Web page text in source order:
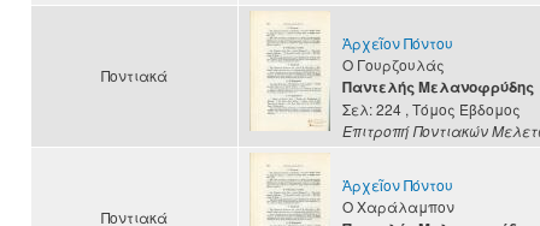
Ποντιακά
Ἀρχεῖον Πόντου
Ο Γουρζουλάς
Παντελής Μελανοφρύδης
Σελ: 224 , Τόμος Έβδομος
Επιτροπή Ποντιακών
Ποντιακά
Ἀρχεῖον Πόντου
Ο Χαράλαμπον